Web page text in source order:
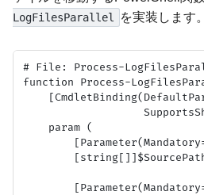
LogFilesParallel
を実装します。
# File: Process-
function Process-
    param (